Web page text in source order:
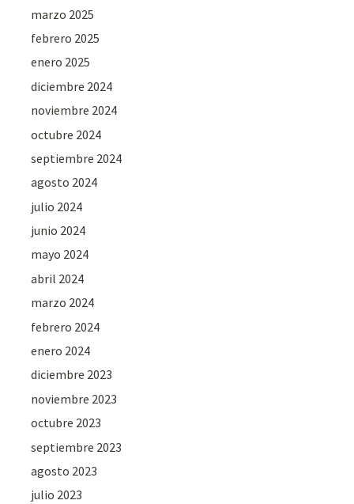
marzo 2025
febrero 2025
enero 2025
diciembre 2024
noviembre 2024
octubre 2024
septiembre 2024
agosto 2024
julio 2024
junio 2024
mayo 2024
abril 2024
marzo 2024
febrero 2024
enero 2024
diciembre 2023
noviembre 2023
octubre 2023
septiembre 2023
agosto 2023
julio 2023